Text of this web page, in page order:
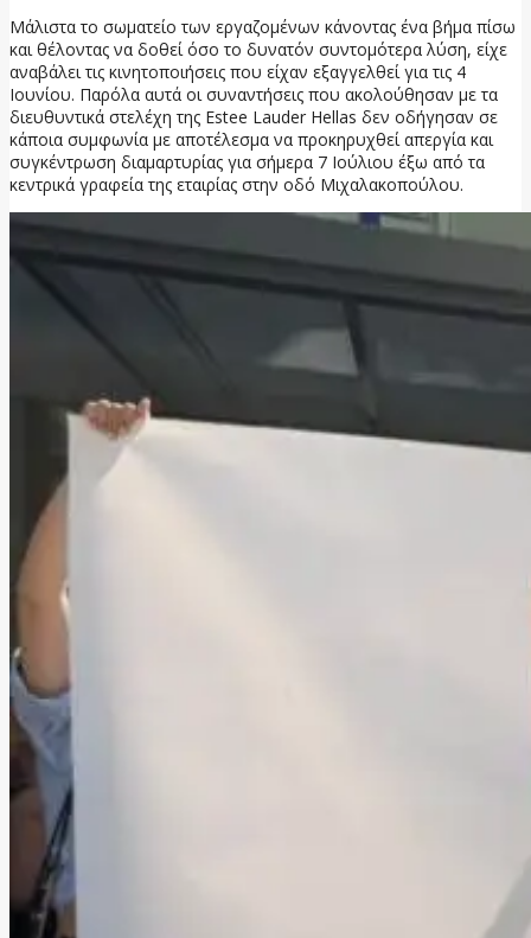
Μάλιστα το σωματείο των εργαζομένων κάνοντας ένα βήμα πίσω
και θέλοντας να δοθεί όσο το δυνατόν συντομότερα λύση, είχε
αναβάλει τις κινητοποιήσεις που είχαν εξαγγελθεί για τις 4
Ιουνίου. Παρόλα αυτά οι συναντήσεις που ακολούθησαν με τα
διευθυντικά στελέχη της Estee Lauder Hellas δεν οδήγησαν σε
κάποια συμφωνία με αποτέλεσμα να προκηρυχθεί απεργία και
συγκέντρωση διαμαρτυρίας για σήμερα 7 Ιούλιου έξω από τα
κεντρικά γραφεία της εταιρίας στην οδό Μιχαλακοπούλου.